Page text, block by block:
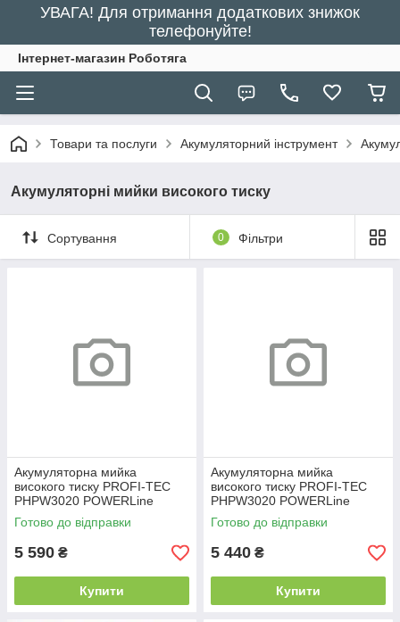
УВАГА! Для отримання додаткових знижок
телефонуйте!
Інтернет-магазин Роботяга
Товари та послуги Акумуляторний інструмент
Акумуляторні мийки високого тиску
Сортування 0 Фільтри
Акумуляторна мийка
високого тиску PROFI-TEC
PHPW3020 POWERLine
(Алюмінієва помпа,
2×PT2040MP (4.0Аг),
Готово до відправки
5 590 ₴
Купити
Акумуляторна мийка
високого тиску PROFI-TEC
PHPW3020 POWERLine
(Алюмінієва помпа,
1×PT2030VX (3.0Аг),
Готово до відправки
5 440 ₴
Купити